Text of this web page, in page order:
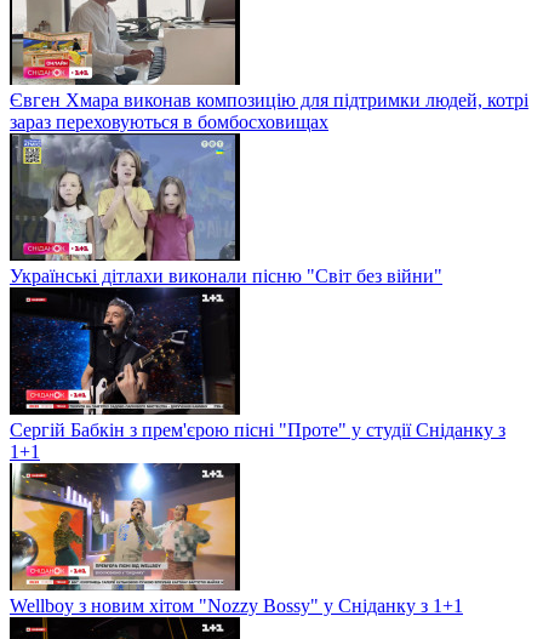
Євген Хмара виконав композицію для підтримки людей, котрі
зараз переховуються в бомбосховищах
Українські дітлахи виконали пісню "Світ без війни"
Сергій Бабкін з прем'єрою пісні "Проте" у студії Сніданку з
1+1
Wellboy з новим хітом "Nozzy Bossy" у Сніданку з 1+1